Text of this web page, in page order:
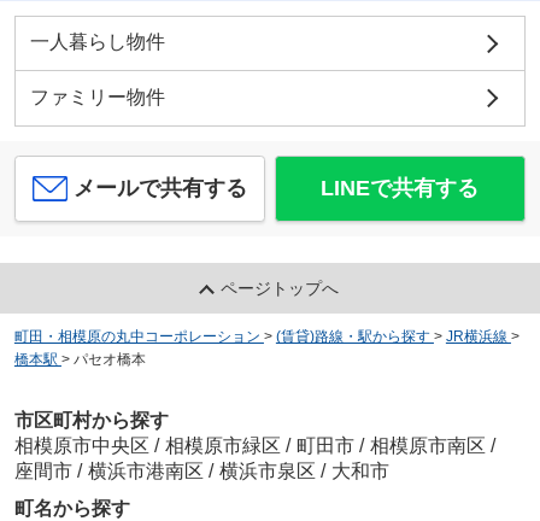
一人暮らし物件
ファミリー物件
メールで共有する LINEで共有する
ページトップへ
町田・相模原の丸中コーポレーション > (賃貸)路線・駅から探す > JR横浜線 >
橋本駅 > パセオ橋本
市区町村から探す
相模原市中央区 / 相模原市緑区 / 町田市 / 相模原市南区 /
座間市 / 横浜市港南区 / 横浜市泉区 / 大和市
町名から探す